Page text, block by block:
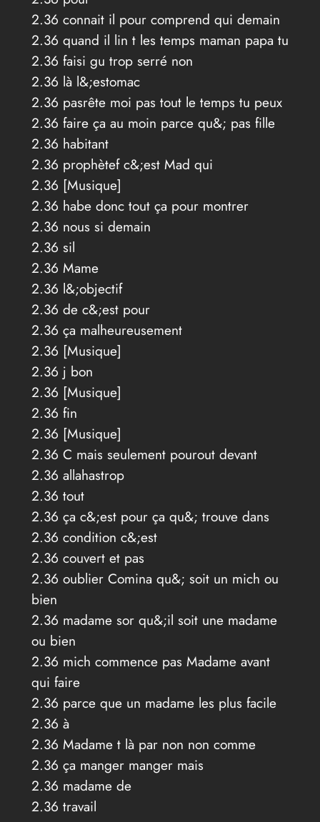
2.36 connait il pour comprend qui demain
2.36 quand il lin t les temps maman papa tu
2.36 faisi gu trop serré non
2.36 là l&;estomac
2.36 pasrête moi pas tout le temps tu peux
2.36 faire ça au moin parce qu&; pas fille
2.36 habitant
2.36 prophètef c&;est Mad qui
2.36 [Musique]
2.36 habe donc tout ça pour montrer
2.36 nous si demain
2.36 sil
2.36 Mame
2.36 l&;objectif
2.36 de c&;est pour
2.36 ça malheureusement
2.36 [Musique]
2.36 j bon
2.36 [Musique]
2.36 fin
2.36 [Musique]
2.36 C mais seulement pourout devant
2.36 allahastrop
2.36 tout
2.36 ça c&;est pour ça qu&; trouve dans
2.36 condition c&;est
2.36 couvert et pas
2.36 oublier Comina qu&; soit un mich ou
bien
2.36 madame sor qu&;il soit une madame
ou bien
2.36 mich commence pas Madame avant
qui faire
2.36 parce que un madame les plus facile
2.36 à
2.36 Madame t là par non non comme
2.36 ça manger manger mais
2.36 madame de
2.36 travail